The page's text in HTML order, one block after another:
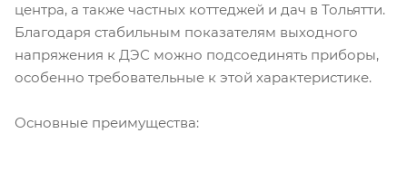
центра, а также частных коттеджей и дач в Тольятти.
Благодаря стабильным показателям выходного
напряжения к ДЭС можно подсоединять приборы,
особенно требовательные к этой характеристике.
Основные преимущества: